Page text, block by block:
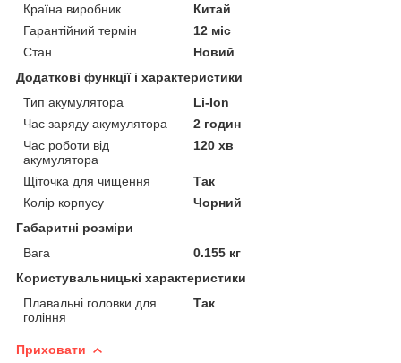
Країна виробник
Китай
Гарантійний термін
12 міс
Стан
Новий
Додаткові функції і характеристики
Тип акумулятора
Li-Ion
Час заряду акумулятора
2 годин
Час роботи від
акумулятора
120 хв
Щіточка для чищення
Так
Колір корпусу
Чорний
Габаритні розміри
Вага
0.155 кг
Користувальницькі характеристики
Плавальні головки для
гоління
Так
Приховати